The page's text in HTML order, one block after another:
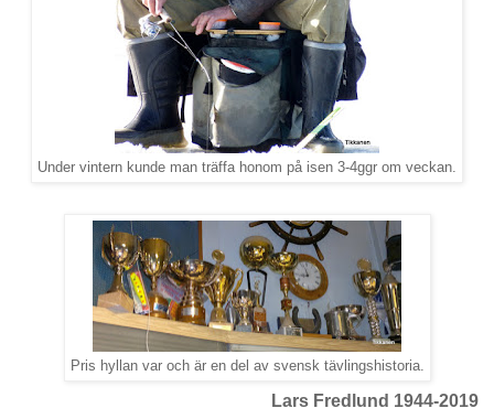
Under vintern kunde man träffa honom på isen 3-4ggr om veckan.
Pris hyllan var och är en del av svensk tävlingshistoria.
Lars Fredlund 1944-2019